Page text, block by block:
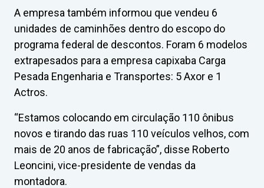
A empresa também informou que vendeu 6
unidades de caminhões dentro do escopo do
programa federal de descontos. Foram 6 modelos
extrapesados para a empresa capixaba Carga
Pesada Engenharia e Transportes: 5 Axor e 1
Actros.
“Estamos colocando em circulação 110 ônibus
novos e tirando das ruas 110 veículos velhos, com
mais de 20 anos de fabricação”, disse Roberto
Leoncini, vice-presidente de vendas da
montadora.